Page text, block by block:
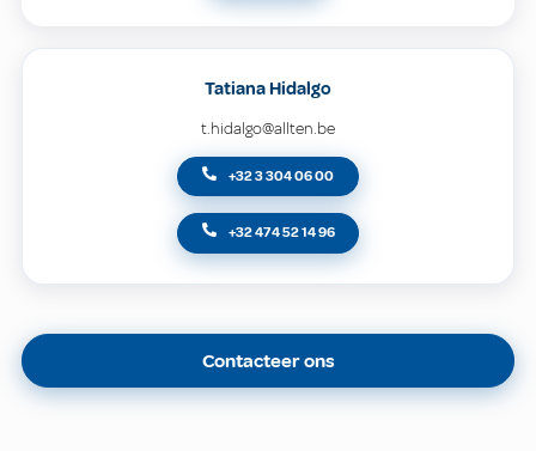
Tatiana Hidalgo
t.hidalgo@allten.be
+32 3 304 06 00
+32 474 52 14 96
Contacteer ons